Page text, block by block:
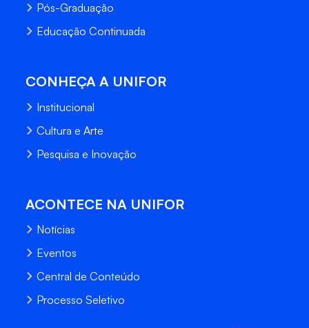
Pós-Graduação
Educação Continuada
CONHEÇA A UNIFOR
Institucional
Cultura e Arte
Pesquisa e Inovação
ACONTECE NA UNIFOR
Notícias
Eventos
Central de Conteúdo
Processo Seletivo